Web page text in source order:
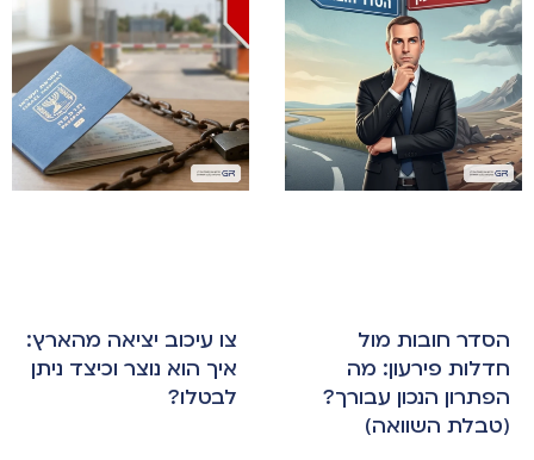
הסדר חובות מול
חדלות פירעון: מה
הפתרון הנכון עבורך?
(טבלת השוואה)
צו עיכוב יציאה מהארץ:
איך הוא נוצר וכיצד ניתן
לבטלו?